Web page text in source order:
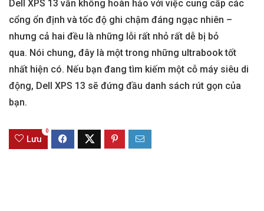
Dell XPS 13 vẫn không hoàn hảo với việc cung cấp các
cổng ổn định và tốc độ ghi chậm đáng ngạc nhiên –
nhưng cả hai đều là những lỗi rất nhỏ rất dễ bị bỏ
qua. Nói chung, đây là một trong những ultrabook tốt
nhất hiện có. Nếu bạn đang tìm kiếm một cỗ máy siêu di
động, Dell XPS 13 sẽ đứng đầu danh sách rút gọn của
bạn.
Lưu
0